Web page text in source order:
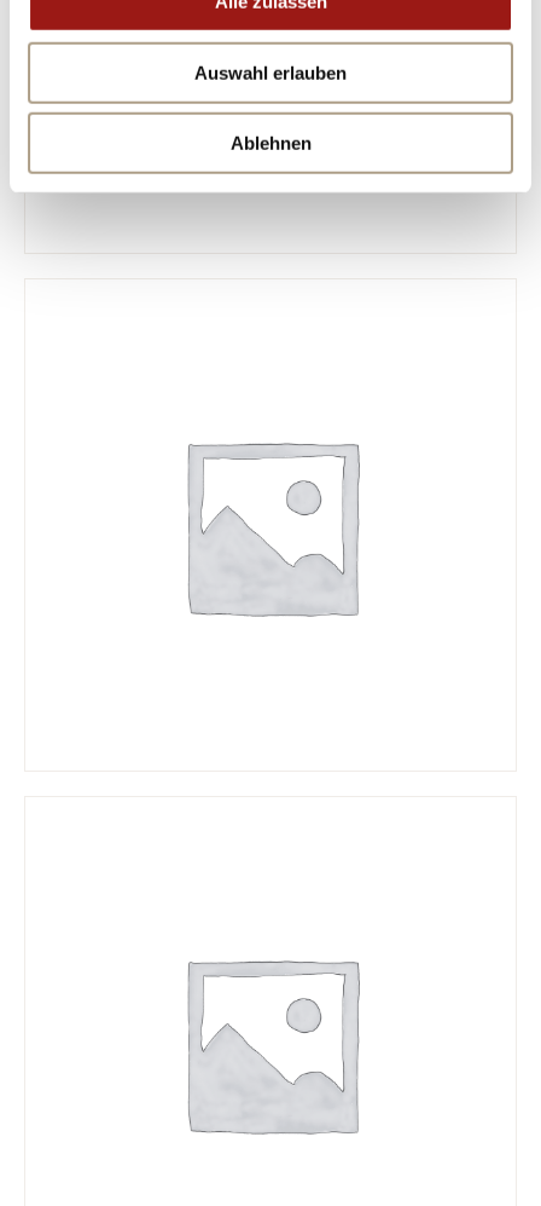
Auswahl erlauben
Ablehnen